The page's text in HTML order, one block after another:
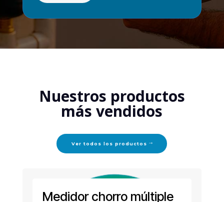
Nuestros productos
más vendidos
Ver todos los productos
Medidor chorro múltiple